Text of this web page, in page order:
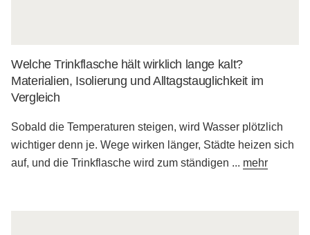
Welche Trinkflasche hält wirklich lange kalt?
Materialien, Isolierung und Alltagstauglichkeit im
Vergleich
Sobald die Temperaturen steigen, wird Wasser plötzlich
wichtiger denn je. Wege wirken länger, Städte heizen sich
auf, und die Trinkflasche wird zum ständigen ... mehr